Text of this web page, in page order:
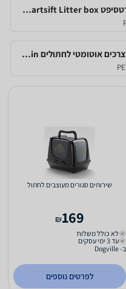
ארגז צרכים לחתול סמארטסיפט Catit Smartsift Litter box
פטסייף סמרט ספין ארגז צרכים אוטומטי לחתולים Petsafe Scoopfree Smartspin
שירותים סגורים מעוצבים לחתול
169
₪
לא כולל משלוח
עד 3 ימי עסקים
ב- Dogville
לפרטים נוספים